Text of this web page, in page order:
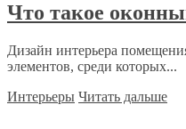
Что такое
Дизайн интерьера
элементов, среди которых...
Интерьеры Читать дальше